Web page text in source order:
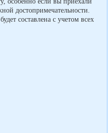
достопримечательности.
составлена с учетом всех